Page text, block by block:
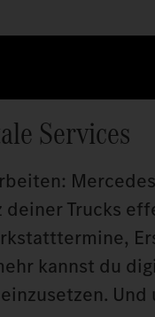
Services
Trucks
kannst du